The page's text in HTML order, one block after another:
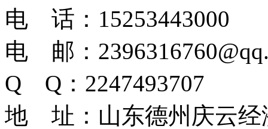
电 话：15253443000
电 邮：
Q Q：2247493707
地 址：山东德州庆云经